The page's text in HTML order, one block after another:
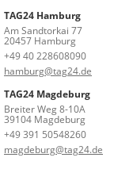
TAG24 Hamburg
Am Sandtorkai 77
20457 Hamburg
+49 40 228608090
hamburg@tag24.de
TAG24 Magdeburg
Breiter Weg 8-10A
39104 Magdeburg
+49 391 50548260
magdeburg@tag24.de